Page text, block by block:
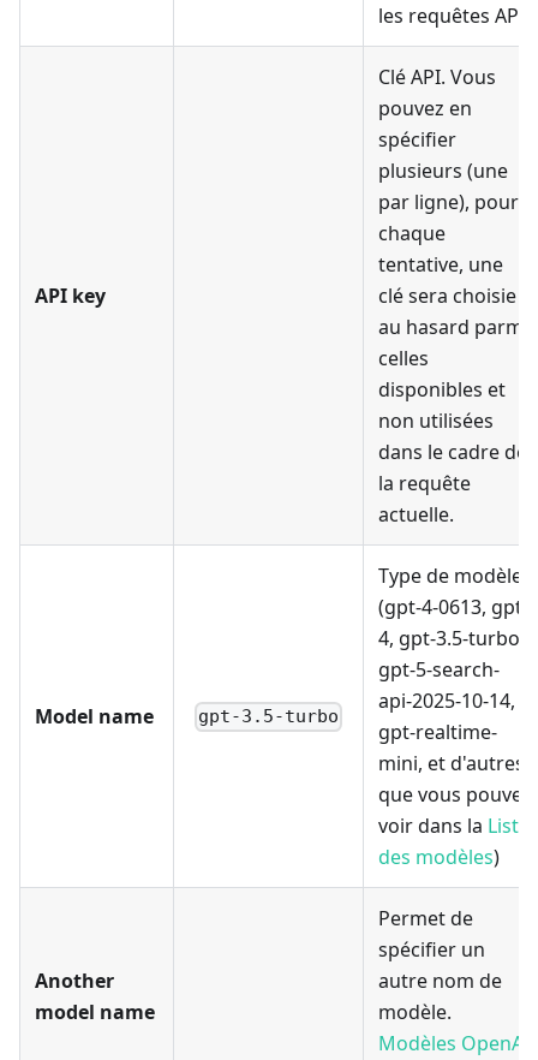
les requêtes API
API key
Clé API. Vous
pouvez en
spécifier
plusieurs (une
par ligne), pour
chaque
tentative, une
clé sera choisie
au hasard parmi
celles
disponibles et
non utilisées
dans le cadre de
la requête
actuelle.
Model name gpt-3.5-turbo
Type de modèle
(gpt-4-0613, gpt-
4, gpt-3.5-turbo,
gpt-5-search-
api-2025-10-14,
gpt-realtime-
mini, et d'autres
que vous pouvez
voir dans la Liste
des modèles)
Another
model name
Permet de
spécifier un
autre nom de
modèle.
Modèles OpenAI